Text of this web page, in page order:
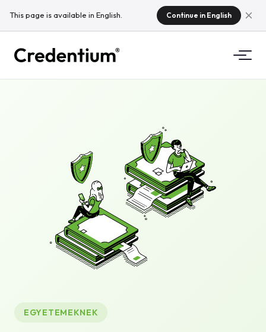
This page is available in English. Continue in English
Miért a Credentium?
A CloudTeamről
Képző cégeknek
Rendezvényszervezőknek
Mik azok a mikrotanúsítványok?
Szabályozás
Szabványok és integrációk
Támogatás
EGYETEMEKNEK